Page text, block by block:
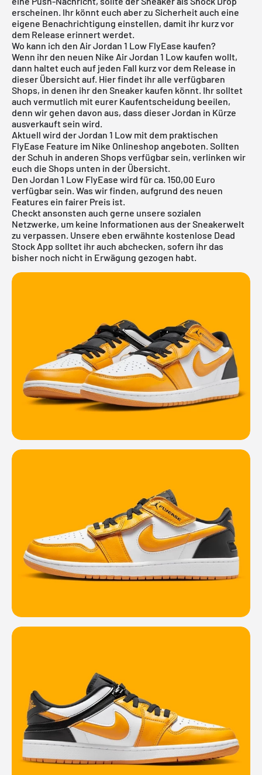
erscheinen. Ihr könnt euch aber zu Sicherheit auch eine
eigene Benachrichtigung einstellen, damit ihr kurz vor
dem Release erinnert werdet.
Wo kann ich den Air Jordan 1 Low FlyEase kaufen?
Wenn ihr den neuen Nike Air Jordan 1 Low kaufen wollt,
dann haltet euch auf jeden Fall kurz vor dem Release in
dieser Übersicht auf. Hier findet ihr alle verfügbaren
Shops, in denen ihr den Sneaker kaufen könnt. Ihr solltet
auch vermutlich mit eurer Kaufentscheidung beeilen,
denn wir gehen davon aus, dass dieser Jordan in Kürze
ausverkauft sein wird.
Aktuell wird der Jordan 1 Low mit dem praktischen
FlyEase Feature im Nike Onlineshop angeboten. Sollten
der Schuh in anderen Shops verfügbar sein, verlinken wir
euch die Shops unten in der Übersicht.
Den Jordan 1 Low FlyEase wird für ca. 150,00 Euro
verfügbar sein. Was wir finden, aufgrund des neuen
Features ein fairer Preis ist.
Checkt ansonsten auch gerne unsere sozialen
Netzwerke, um keine Informationen aus der Sneakerwelt
zu verpassen. Unsere eben erwähnte kostenlose Dead
Stock App solltet ihr auch abchecken, sofern ihr das
bisher noch nicht in Erwägung gezogen habt.